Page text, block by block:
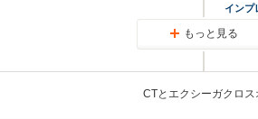
インプ
もっと見る
CTとエクシーガクロ